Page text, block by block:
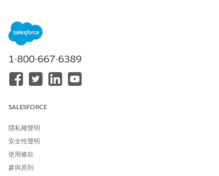
問題管理
變更管理
IT 服務的 Omni-Channel 路由
IT 記錄的指派規則
IT 服務行事曆
Agentforce IT 服務:快速一覽
Agentforce IT 服務基本概念
1-800-667-6389
SALESFORCE
隱私權聲明
安全性聲明
使用條款
參與原則